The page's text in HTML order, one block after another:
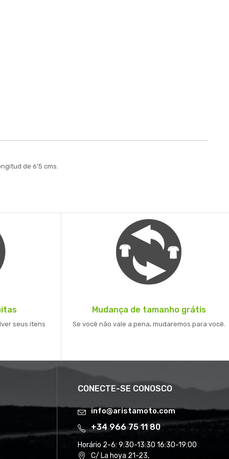
de 6’5 cms.
seus itens
Mudança de tamanho grátis
Se você não vale a pena, mudaremos para você.
CONECTE-SE CONOSCO
info@aristamoto.com
+34 966 75 11 80
Horário 2-6: 9:30-13:30 16:30-19:00
C/ La hoya 21-23,